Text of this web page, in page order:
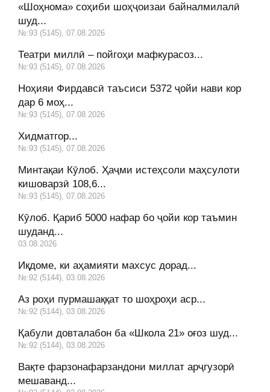
«Шоҳнома» соҳиби шоҳҷоизаи байналмилалӣ
шуд...
№:93 (5145), 07.08.2026
Театри миллӣ – пойгоҳи мафкурасоз...
№:93 (5145), 07.08.2026
Ноҳияи Фирдавсӣ таъсиси 5372 ҷойи нави кор
дар 6 моҳ...
№:93 (5145), 07.08.2026
Хидматгор...
№:93 (5145), 07.08.2026
Минтақаи Кӯлоб. Ҳаҷми истеҳсоли маҳсулоти
кишоварзӣ 108,6...
№:93 (5145), 07.08.2026
Кӯлоб. Қариб 5000 нафар бо ҷойи кор таъмин
шуданд...
03.08.2026
Иқдоме, ки аҳамияти махсус дорад...
№:92 (5144), 03.08.2026
Аз роҳи пурмашаққат то шоҳроҳи аср...
№:92 (5144), 03.08.2026
Қабули довталабон ба «Школа 21» оғоз шуд...
№:92 (5144), 03.08.2026
Вақте фарзонафарзандони миллат арҷгузорӣ
мешаванд...